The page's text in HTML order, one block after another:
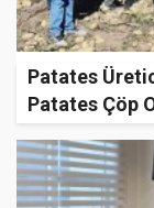
Patates
Patates Çöp